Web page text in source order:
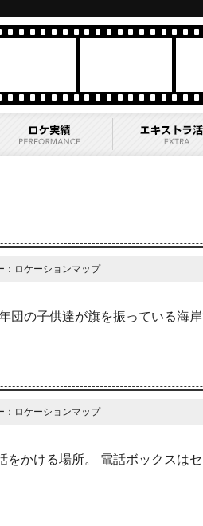
ロケーションマップ
団の子供達が旗を振っている海岸
ロケーションマップ
かける場所。 電話ボックスはセ